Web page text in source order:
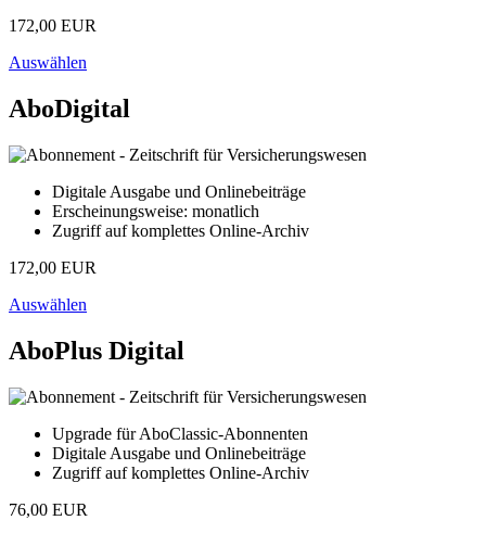
172,00 EUR
Auswählen
AboDigital
Digitale Ausgabe und Onlinebeiträge
Erscheinungsweise: monatlich
Zugriff auf komplettes Online-Archiv
172,00 EUR
Auswählen
AboPlus Digital
Upgrade für AboClassic-Abonnenten
Digitale Ausgabe und Onlinebeiträge
Zugriff auf komplettes Online-Archiv
76,00 EUR